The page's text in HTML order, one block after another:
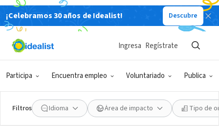
¡Celebramos 30 años de Idealist! Descubre
Participa Encuentra empleo Voluntariado Publica
Ingresa Regístrate
Filtros Idioma Área de impacto Tipo de
ORGANIZACIÓN SIN FIN DE LUCRO
Public Accountability Initiative
Acerca de